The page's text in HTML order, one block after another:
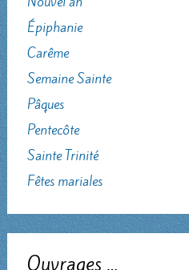
Épiphanie
Carême
Semaine Sainte
Pâques
Pentecôte
Sainte Trinité
Fêtes mariales
Ouvrages …